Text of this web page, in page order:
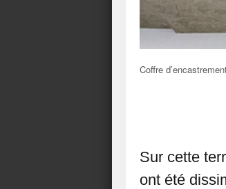
Coffre
Sur cette
ont été